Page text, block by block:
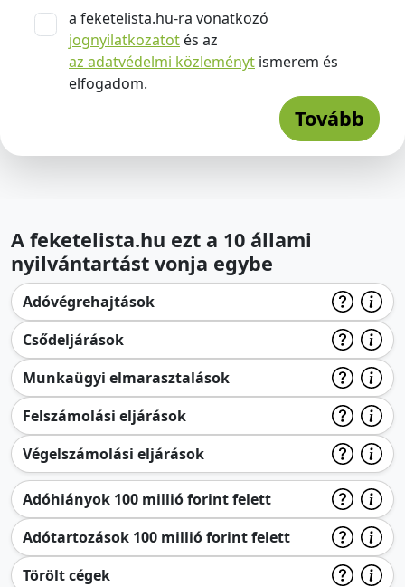
a feketelista.hu-ra vonatkozó
jognyilatkozatot és az
az adatvédelmi közleményt ismerem és
elfogadom.
Tovább
A feketelista.hu ezt a 10 állami
nyilvántartást vonja egybe
Adóvégrehajtások
Csődeljárások
Munkaügyi elmarasztalások
Felszámolási eljárások
Végelszámolási eljárások
Adóhiányok 100 millió forint felett
Adótartozások 100 millió forint felett
Törölt cégek